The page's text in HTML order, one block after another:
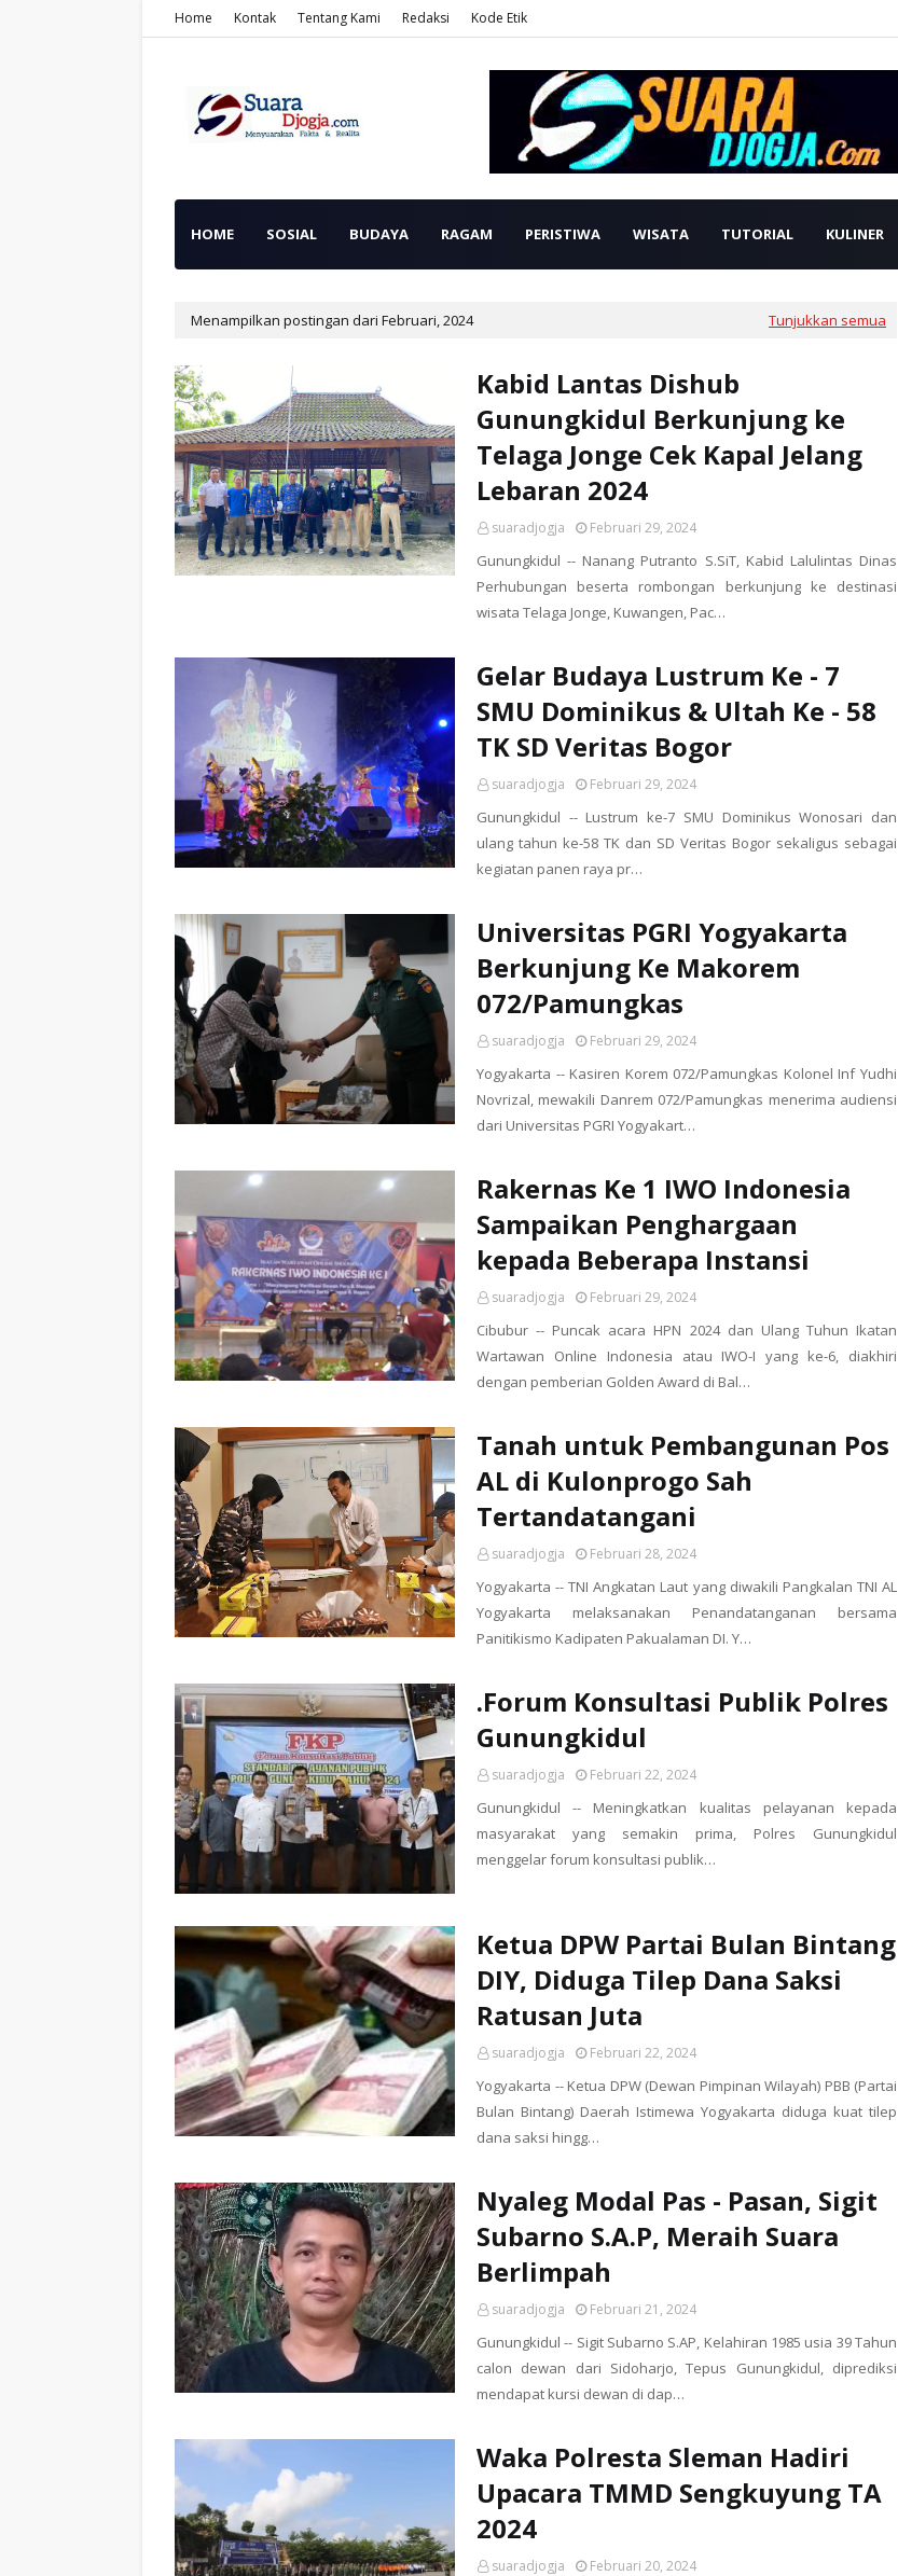
Home Kontak Tentang Kami Redaksi Kode Etik
HOME SOSIAL BUDAYA RAGAM PERISTIWA WISATA TUTORIAL KULINER
Menampilkan postingan dari Februari, 2024 Tunjukkan semua
Kabid Lantas Dishub
Gunungkidul Berkunjung ke
Telaga Jonge Cek Kapal Jelang
Lebaran 2024
suaradjogja Februari 29, 2024
Gunungkidul -- Nanang Putranto S.SiT, Kabid Lalulintas Dinas
Perhubungan beserta rombongan berkunjung ke destinasi
wisata Telaga Jonge, Kuwangen, Pac…
Gelar Budaya Lustrum Ke - 7
SMU Dominikus & Ultah Ke - 58
TK SD Veritas Bogor
suaradjogja Februari 29, 2024
Gunungkidul -- Lustrum ke-7 SMU Dominikus Wonosari dan
ulang tahun ke-58 TK dan SD Veritas Bogor sekaligus sebagai
kegiatan panen raya pr…
Universitas PGRI Yogyakarta
Berkunjung Ke Makorem
072/Pamungkas
suaradjogja Februari 29, 2024
Yogyakarta -- Kasiren Korem 072/Pamungkas Kolonel Inf Yudhi
Novrizal, mewakili Danrem 072/Pamungkas menerima audiensi
dari Universitas PGRI Yogyakart…
Rakernas Ke 1 IWO Indonesia
Sampaikan Penghargaan
kepada Beberapa Instansi
suaradjogja Februari 29, 2024
Cibubur -- Puncak acara HPN 2024 dan Ulang Tuhun Ikatan
Wartawan Online Indonesia atau IWO-I yang ke-6, diakhiri
dengan pemberian Golden Award di Bal…
Tanah untuk Pembangunan Pos
AL di Kulonprogo Sah
Tertandatangani
suaradjogja Februari 28, 2024
Yogyakarta -- TNI Angkatan Laut yang diwakili Pangkalan TNI AL
Yogyakarta melaksanakan Penandatanganan bersama
Panitikismo Kadipaten Pakualaman DI. Y…
.Forum Konsultasi Publik Polres
Gunungkidul
suaradjogja Februari 22, 2024
Gunungkidul -- Meningkatkan kualitas pelayanan kepada
masyarakat yang semakin prima, Polres Gunungkidul
menggelar forum konsultasi publik…
Ketua DPW Partai Bulan Bintang
DIY, Diduga Tilep Dana Saksi
Ratusan Juta
suaradjogja Februari 22, 2024
Yogyakarta -- Ketua DPW (Dewan Pimpinan Wilayah) PBB (Partai
Bulan Bintang) Daerah Istimewa Yogyakarta diduga kuat tilep
dana saksi hingg…
Nyaleg Modal Pas - Pasan, Sigit
Subarno S.A.P, Meraih Suara
Berlimpah
suaradjogja Februari 21, 2024
Gunungkidul -- Sigit Subarno S.AP, Kelahiran 1985 usia 39 Tahun
calon dewan dari Sidoharjo, Tepus Gunungkidul, diprediksi
mendapat kursi dewan di dap…
Waka Polresta Sleman Hadiri
Upacara TMMD Sengkuyung TA
2024
suaradjogja Februari 20, 2024